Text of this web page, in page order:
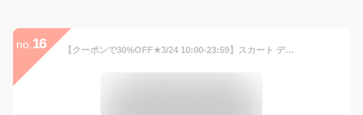
no. 16 【クーポンで30%OFF★3/24 10:00-23:59】スカート デニム ロングスカート ロング ミモレ レディース Aライン デニムスカート ミモレ丈 フレア ウォッシュ加工 ユーズド加工 オールシーズン 大きいサイズ ウェストゴム ストレッチ ボトムス 春 夏 秋 冬